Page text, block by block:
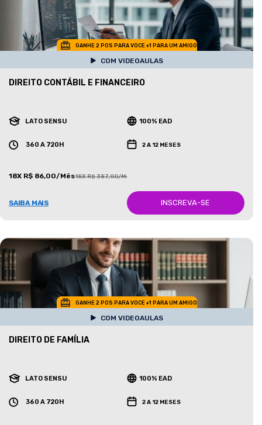
GANHE 2 POS PARA VOCE +1 PARA UM AMIGO
COM VIDEOAULAS
DIREITO CONTÁBIL E FINANCEIRO
LATO SENSU 100% EAD
360 A 720H 2 A 12 MESES
18X R$ 86,00/Mês18X R$ 387,00/Mês
SAIBA MAIS INSCREVA-SE
GANHE 2 POS PARA VOCE +1 PARA UM AMIGO
COM VIDEOAULAS
DIREITO DE FAMÍLIA
LATO SENSU 100% EAD
360 A 720H 2 A 12 MESES